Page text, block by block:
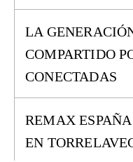
LA
COMPARTIDO
CONECTADAS
REMAX
EN